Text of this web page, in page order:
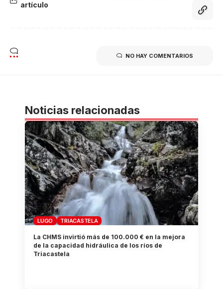
artículo
NO HAY COMENTARIOS
Noticias relacionadas
LUGO TRIACASTELA
La CHMS invirtió más de 100.000 € en la mejora
de la capacidad hidráulica de los ríos de
Triacastela